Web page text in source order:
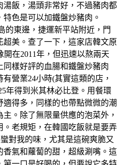
飯，湯頭非常好，不過豬肉都
色是可以加鐵盤炒豬肉。
的東邊，捷運新平站附近，門
超美。查了一下，這家店韓文原
在2011年，但迅速以熬兩天
樣好評的血腸和鐵盤炒豬肉
營業24小時(其實這類的店，
年得到米其林必比登。用餐環
得多，同樣的也帶點微微的潮
。除了無限量供應的泡菜外，
老規矩，在韓國吃飯就是要弄
對我的味，尤其是這碗爽脆又
氣和蘿蔔的甜，超級涮嘴。這